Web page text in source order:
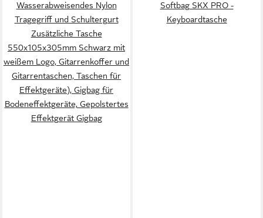
Wasserabweisendes Nylon
Tragegriff und Schultergurt
Zusätzliche Tasche
550x105x305mm Schwarz mit
weißem Logo, Gitarrenkoffer und
Gitarrentaschen, Taschen für
Effektgeräte), Gigbag für
Bodeneffektgeräte, Gepolstertes
Effektgerät Gigbag
Softbag SKX PRO -
Keyboardtasche